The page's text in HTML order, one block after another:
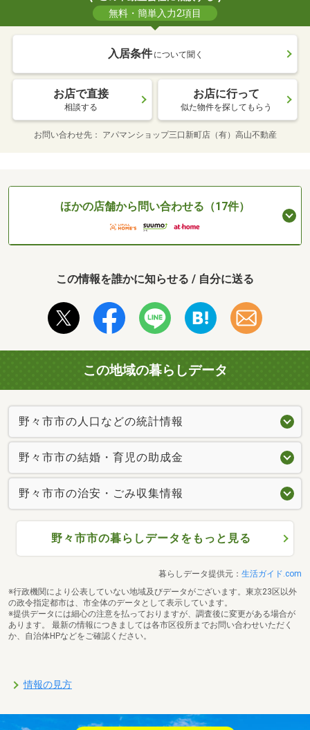
無料・簡単入力2項目
入居条件 について聞く
お店で直接
相談する
お店に行って
似た物件を探してもらう
お問い合わせ先 アパマンショップ三口新町店（有）高山不動産
ほかの店舗から問い合わせる（17件）
この情報を誰かに知らせる / 自分に送る
この地域の暮らしデータ
野々市市の人口などの統計情報
野々市市の結婚・育児の助成金
野々市市の治安・ごみ収集情報
野々市市の暮らしデータをもっと見る
暮らしデータ提供元： 生活ガイド.com
※行政機関により公表していない地域及びデータがございます。東京23区以外
の政令指定都市は、市全体のデータとして表示しています。
※提供データには細心の注意を払っておりますが、調査後に変更がある場合が
あります。 最新の情報につきましては各市区役所までお問い合わせいただく
か、自治体HPなどをご確認ください。
情報の見方